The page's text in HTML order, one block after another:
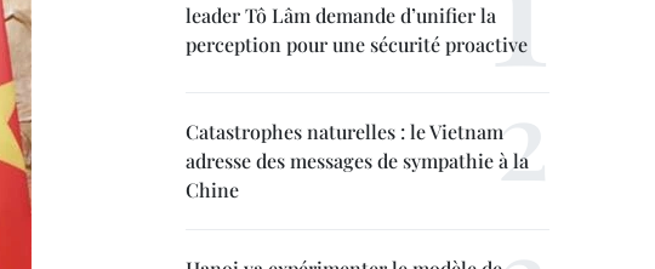
leader Tô Lâm demande d’unifier la
perception pour une sécurité proactive
Catastrophes naturelles : le Vietnam
adresse des messages de sympathie à la
Chine